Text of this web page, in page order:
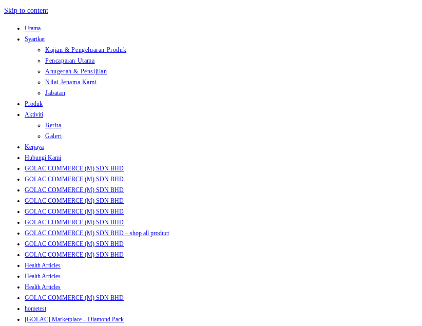
Skip to content
Utama
Syarikat
Kajian & Pengeluaran Produk
Pencapaian Utama
Anugerah & Pensijilan
Nilai Jenama Kami
Jabatan
Produk
Aktiviti
Berita
Galeri
Kerjaya
Hubungi Kami
GOLAC COMMERCE (M) SDN BHD
GOLAC COMMERCE (M) SDN BHD
GOLAC COMMERCE (M) SDN BHD
GOLAC COMMERCE (M) SDN BHD
GOLAC COMMERCE (M) SDN BHD
GOLAC COMMERCE (M) SDN BHD
GOLAC COMMERCE (M) SDN BHD – shop all product
GOLAC COMMERCE (M) SDN BHD
GOLAC COMMERCE (M) SDN BHD
Health Articles
Health Articles
Health Articles
GOLAC COMMERCE (M) SDN BHD
hometest
[GOLAC] Marketplace – Diamond Pack